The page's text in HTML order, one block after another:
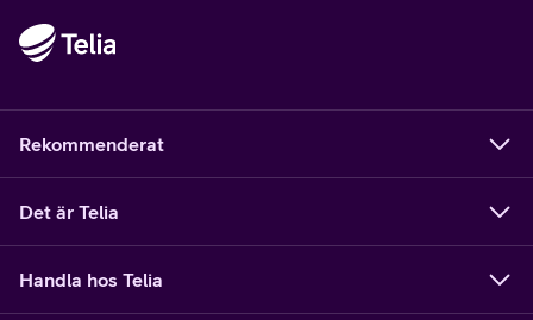
Rekommenderat
Det är Telia
Handla hos Telia